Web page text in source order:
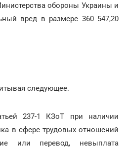
обороны Украины и
вред в размере 360 547,20
следующее.
237-1 КЗоТ при наличии
в сфере трудовых отношений
или перевод, невыплата